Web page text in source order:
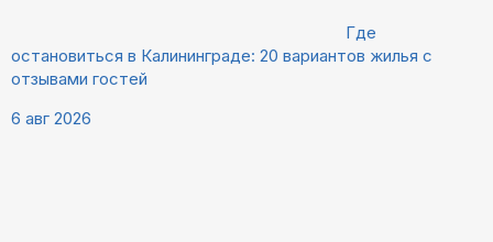
Где
остановиться в Калининграде: 20 вариантов жилья с
отзывами гостей
6 авг 2026